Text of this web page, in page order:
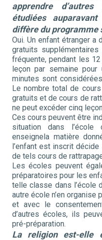
apprendre
étudiées
diffère du programme
Oui. Un enfant étranger a
gratuits
fréquente, pendant les
leçon par semaine pour
minutes sont
Le nombre total de
gratuits et de cours de
ne peut excéder cinq
Ces cours peuvent être
situation dans l’école
enseignela matière
l’enfant est inscrit décide
de tels cours de
Les écoles peuvent
préparatoires pour les
telle classe dans l’école
autre école n’en organise
et avec le
d’autres écoles, ils
pré-préparation.
La religion est-elle